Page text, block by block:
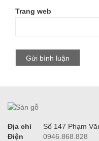
Trang web
Địa chỉ
Số 147 Phạm
Điện
0946.868.828